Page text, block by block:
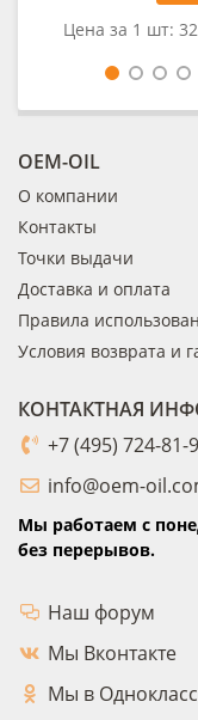
Цена за 1 шт:
OEM-OIL
О компании
Контакты
Точки выдачи
Доставка и оплата
Правила
Условия возврата и
КОНТАКТНАЯ
+7 (495) 724-81-
info@oem-
Мы работаем с
без перерывов.
Наш форум
Мы Вконтакте
Мы в